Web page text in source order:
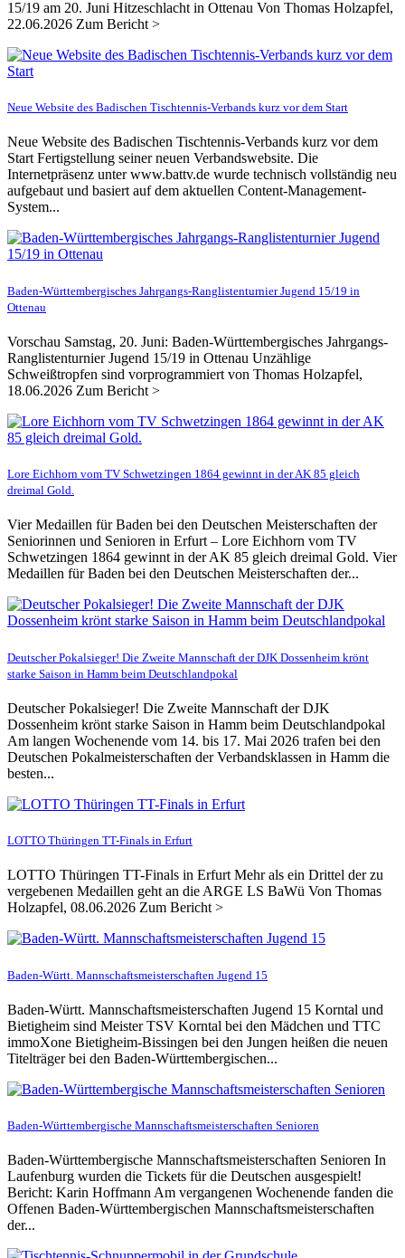
15/19 am 20. Juni Hitzeschlacht in Ottenau Von Thomas Holzapfel,
22.06.2026 Zum Bericht >
Neue Website des Badischen Tischtennis-Verbands kurz vor dem Start
Neue Website des Badischen Tischtennis-Verbands kurz vor dem
Start Fertigstellung seiner neuen Verbandswebsite. Die
Internetpräsenz unter www.battv.de wurde technisch vollständig neu
aufgebaut und basiert auf dem aktuellen Content-Management-
System...
Baden-Württembergisches Jahrgangs-Ranglistenturnier Jugend 15/19 in
Ottenau
Vorschau Samstag, 20. Juni: Baden-Württembergisches Jahrgangs-
Ranglistenturnier Jugend 15/19 in Ottenau Unzählige
Schweißtropfen sind vorprogrammiert von Thomas Holzapfel,
18.06.2026 Zum Bericht >
Lore Eichhorn vom TV Schwetzingen 1864 gewinnt in der AK 85 gleich
dreimal Gold.
Vier Medaillen für Baden bei den Deutschen Meisterschaften der
Seniorinnen und Senioren in Erfurt – Lore Eichhorn vom TV
Schwetzingen 1864 gewinnt in der AK 85 gleich dreimal Gold. Vier
Medaillen für Baden bei den Deutschen Meisterschaften der...
Deutscher Pokalsieger! Die Zweite Mannschaft der DJK Dossenheim krönt
starke Saison in Hamm beim Deutschlandpokal
Deutscher Pokalsieger! Die Zweite Mannschaft der DJK
Dossenheim krönt starke Saison in Hamm beim Deutschlandpokal
Am langen Wochenende vom 14. bis 17. Mai 2026 trafen bei den
Deutschen Pokalmeisterschaften der Verbandsklassen in Hamm die
besten...
LOTTO Thüringen TT-Finals in Erfurt
LOTTO Thüringen TT-Finals in Erfurt Mehr als ein Drittel der zu
vergebenen Medaillen geht an die ARGE LS BaWü Von Thomas
Holzapfel, 08.06.2026 Zum Bericht >
Baden-Württ. Mannschaftsmeisterschaften Jugend 15
Baden-Württ. Mannschaftsmeisterschaften Jugend 15 Korntal und
Bietigheim sind Meister TSV Korntal bei den Mädchen und TTC
immoXone Bietigheim-Bissingen bei den Jungen heißen die neuen
Titelträger bei den Baden-Württembergischen...
Baden-Württembergische Mannschaftsmeisterschaften Senioren
Baden-Württembergische Mannschaftsmeisterschaften Senioren In
Laufenburg wurden die Tickets für die Deutschen ausgespielt!
Bericht: Karin Hoffmann Am vergangenen Wochenende fanden die
Offenen Baden-Württembergischen Mannschaftsmeisterschaften
der...